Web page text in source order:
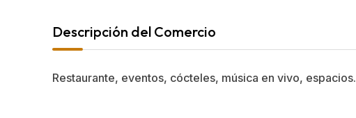
Descripción del Comercio
Restaurante, eventos, cócteles, música en vivo, espacios.